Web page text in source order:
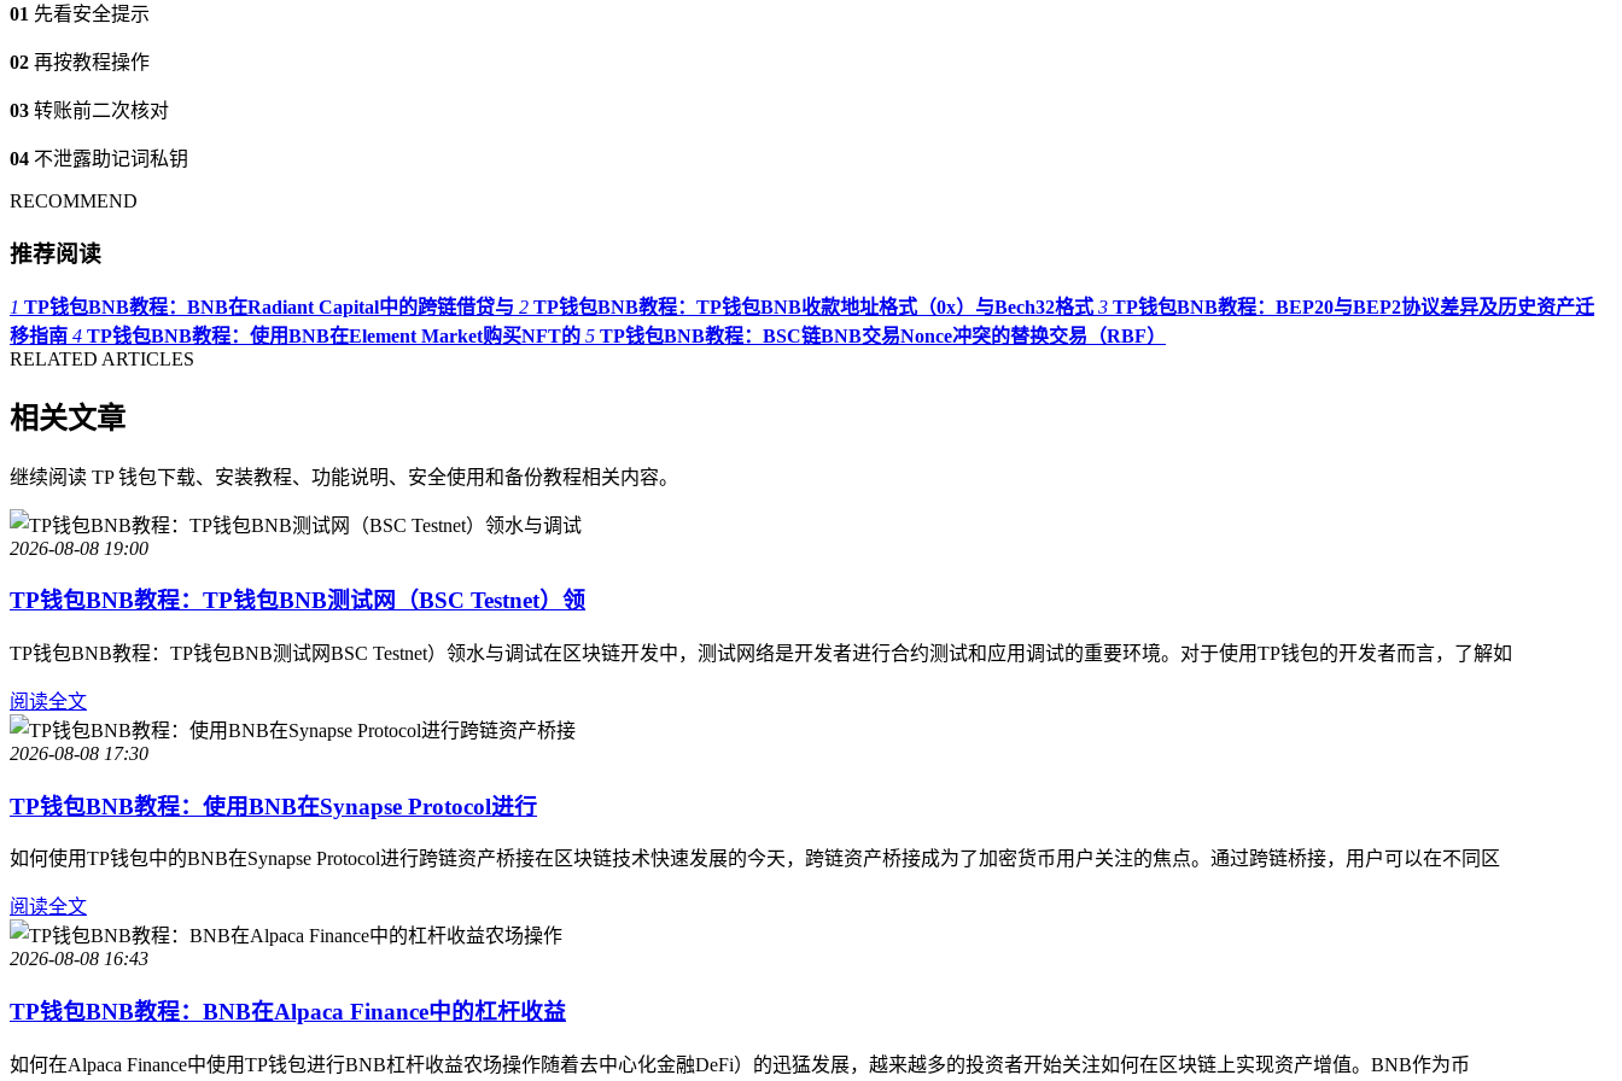
01 先看安全提示
02 再按教程操作
03 转账前二次核对
04 不泄露助记词私钥
RECOMMEND
推荐阅读
1 TP钱包BNB教程：BNB在Radiant Capital中的跨链借贷与 2 TP钱包BNB教程：TP钱包BNB收款地址格式（0x）与Bech32格式 3 TP钱包BNB教程：BEP20与BEP2协议差异及历史资产迁
移指南 4 TP钱包BNB教程：使用BNB在Element Market购买NFT的 5 TP钱包BNB教程：BSC链BNB交易Nonce冲突的替换交易（RBF）
RELATED ARTICLES
相关文章
继续阅读 TP 钱包下载、安装教程、功能说明、安全使用和备份教程相关内容。
2026-08-08 19:00
TP钱包BNB教程：TP钱包BNB测试网（BSC Testnet）领
TP钱包BNB教程：TP钱包BNB测试网BSC Testnet）领水与调试在区块链开发中，测试网络是开发者进行合约测试和应用调试的重要环境。对于使用TP钱包的开发者而言，了解如
阅读全文
2026-08-08 17:30
TP钱包BNB教程：使用BNB在Synapse Protocol进行
如何使用TP钱包中的BNB在Synapse Protocol进行跨链资产桥接在区块链技术快速发展的今天，跨链资产桥接成为了加密货币用户关注的焦点。通过跨链桥接，用户可以在不同区
阅读全文
2026-08-08 16:43
TP钱包BNB教程：BNB在Alpaca Finance中的杠杆收益
如何在Alpaca Finance中使用TP钱包进行BNB杠杆收益农场操作随着去中心化金融DeFi）的迅猛发展，越来越多的投资者开始关注如何在区块链上实现资产增值。BNB作为币